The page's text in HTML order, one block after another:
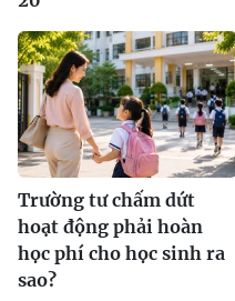
Trường tư chấm dứt
hoạt động phải hoàn
học phí cho học sinh ra
sao?